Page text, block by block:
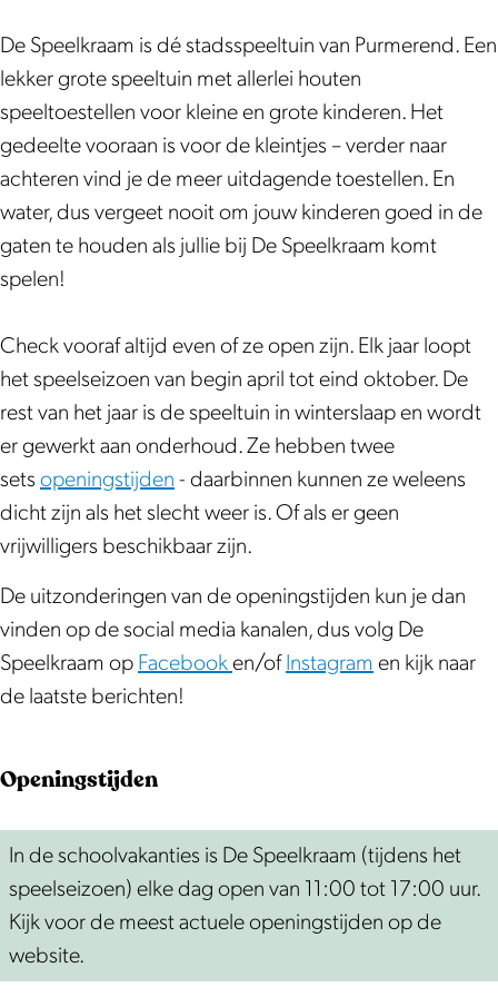
m
a
a
m
r
a
a
m
m
k
r
a
a
m
m
D
e
S
p
e
e
l
r
a
a
m
D
e
S
p
e
e
l
a
a
m
De Speelkraam is dé stadsspeeltuin van Purmerend. Een
lekker grote speeltuin met allerlei houten
speeltoestellen voor kleine en grote kinderen. Het
gedeelte vooraan is voor de kleintjes – verder naar
achteren vind je de meer uitdagende toestellen. En
water, dus vergeet nooit om jouw kinderen goed in de
gaten te houden als jullie bij De Speelkraam komt
spelen!
Check vooraf altijd even of ze open zijn. Elk jaar loopt
het speelseizoen van begin april tot eind oktober. De
rest van het jaar is de speeltuin in winterslaap en wordt
er gewerkt aan onderhoud. Ze hebben twee
sets openingstijden - daarbinnen kunnen ze weleens
dicht zijn als het slecht weer is. Of als er geen
vrijwilligers beschikbaar zijn.
De uitzonderingen van de openingstijden kun je dan
vinden op de social media kanalen, dus volg De
Speelkraam op Facebooken/ofInstagram en kijk naar
de laatste berichten!
Openingstijden
In de schoolvakanties is De Speelkraam (tijdens het
speelseizoen) elke dag open van 11:00 tot 17:00 uur.
Kijk voor de meest actuele openingstijden op de
website.